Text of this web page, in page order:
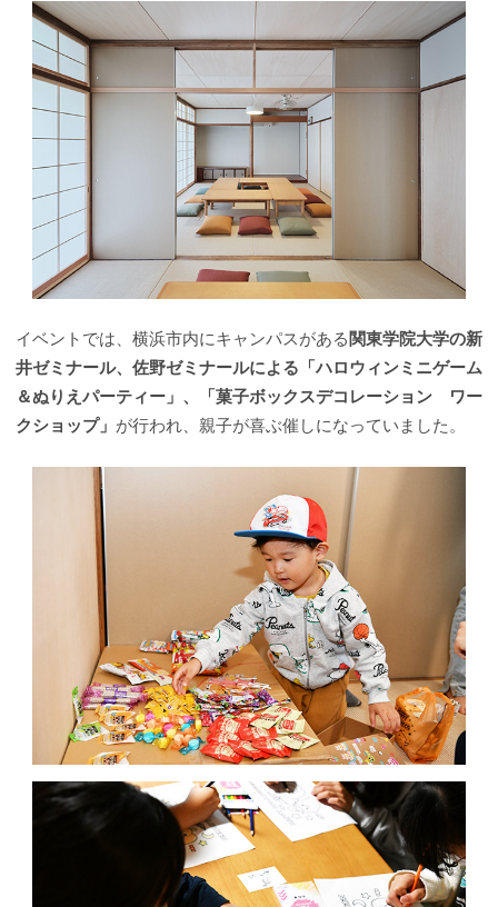
イベントでは、横浜市内にキャンパスがある 関東学院大学の新
井ゼミナール、佐野ゼミナールによる「ハロウィンミニゲーム
＆ぬりえパーティー」、「菓子ボックスデコレーション ワー
クショップ」 が行われ、親子が喜ぶ催しになっていました。